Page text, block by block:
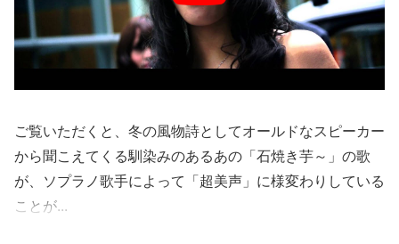
ご覧いただくと、冬の風物詩としてオールドなスピーカー
から聞こえてくる馴染みのあるあの「石焼き芋～」の歌
が、ソプラノ歌手によって「超美声」に様変わりしている
ことが...